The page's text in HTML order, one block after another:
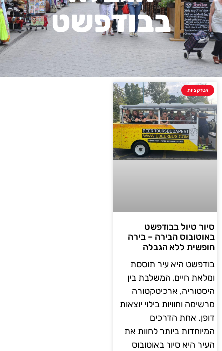
בבודפשט
אטרקציות
סיור טיול בבודפשט
באוטובוס הבירה – בירה
חופשית ללא הגבלה
בודפשט היא עיר תוססת
ומלאת חיים, המשלבת בין
היסטוריה, ארכיטקטורה
מרשימה וחוויות בילוי יוצאות
דופן. אחת הדרכים
המיוחדות ביותר לחוות את
העיר היא סיור באוטובוס